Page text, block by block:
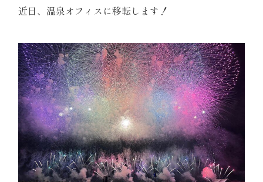
近日、温泉オフィスに移転します！